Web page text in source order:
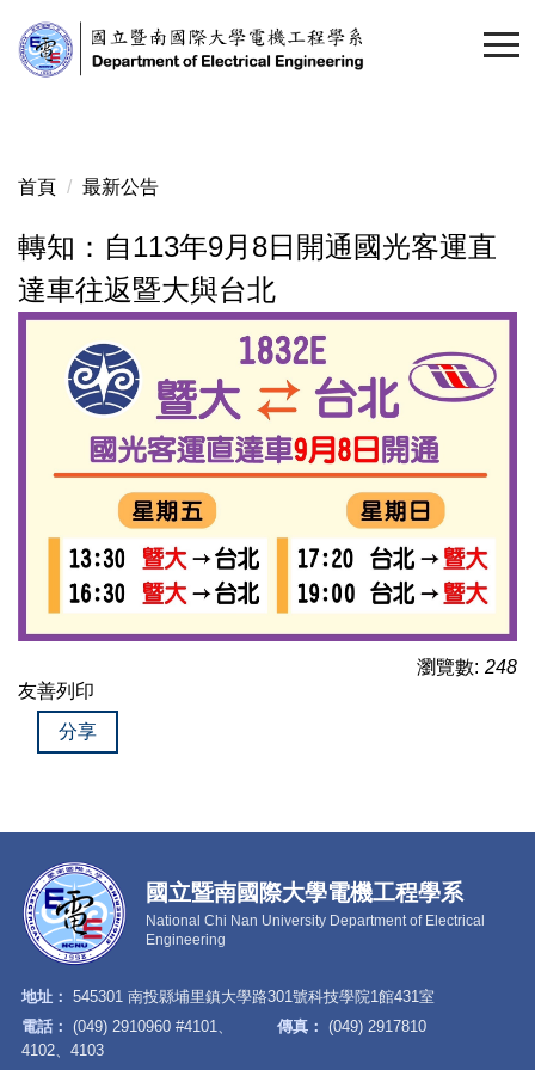
到
主
區
首頁 最新公告
轉知：自113年9月8日開通國光客運直
達車往返暨大與台北
瀏覽數: 248
友善列印
分享
國立暨南國際大學電機工程學系
National Chi Nan University Department of Electrical
Engineering
地址： 545301 南投縣埔里鎮大學路301號科技學院1館431室
電話： (049) 2910960 #4101、
4102、4103
傳真： (049) 2917810